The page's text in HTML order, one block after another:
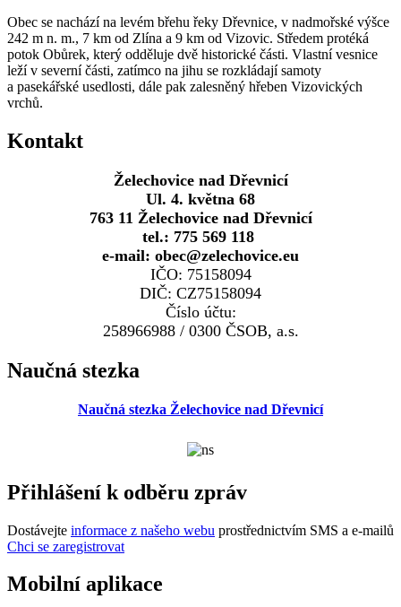
Obec se nachází na levém břehu řeky Dřevnice, v nadmořské výšce
242 m n. m., 7 km od Zlína a 9 km od Vizovic. Středem protéká
potok Obůrek, který odděluje dvě historické části. Vlastní vesnice
leží v severní části, zatímco na jihu se rozkládají samoty
a pasekářské usedlosti, dále pak zalesněný hřeben Vizovických
vrchů.
Kontakt
Želechovice nad Dřevnicí
Ul. 4. května 68
763 11 Želechovice nad Dřevnicí
tel.: 775 569 118
e-mail: obec@zelechovice.eu
IČO: 75158094
DIČ: CZ75158094
Číslo účtu:
258966988 / 0300 ČSOB, a.s.
Naučná stezka
Naučná stezka Želechovice nad Dřevnicí
Přihlášení k odběru zpráv
Dostávejte informace z našeho webu prostřednictvím SMS a e-mailů
Chci se zaregistrovat
Mobilní aplikace